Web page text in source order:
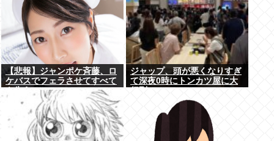
【悲報】ジャンポケ斉藤、ロ
ケバスでフェラさせてすべて
ジャップ、頭が悪くなりすぎ
て深夜0時にトンカツ屋に大